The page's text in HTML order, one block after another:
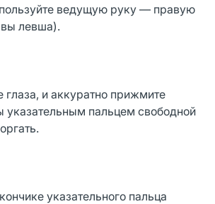
ведущую руку — правую
левша).
глаза, и аккуратно прижмите
указательным пальцем свободной
указательного пальца